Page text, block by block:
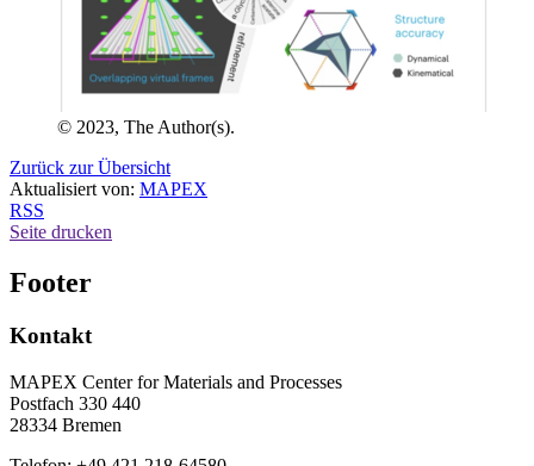
© 2023, The Author(s).
Zurück zur Übersicht
Aktualisiert von: MAPEX
RSS
Seite drucken
Footer
Kontakt
MAPEX Center for Materials and Processes
Postfach 330 440
28334 Bremen